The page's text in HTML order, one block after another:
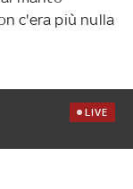
c'era più nulla
LIVE